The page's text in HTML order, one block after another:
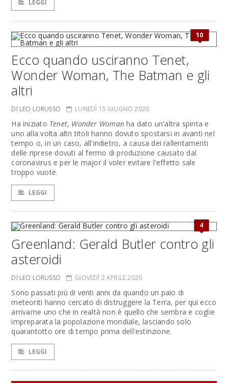
LEGGI
10
Ecco quando usciranno Tenet,
Wonder Woman, The Batman e gli
altri
DI LEO LORUSSO LUNEDÌ 15 GIUGNO 2020
Ha iniziato Tenet, Wonder Womanha dato un'altra spinta e
uno alla volta altri titoli hanno dovuto spostarsi in avanti nel
tempo o, in un caso, all'indietro, a causa dei rallentamenti
delle riprese dovuti al fermo di produzione causato dal
coronavirus e per le major il voler evitare l'effetto sale
troppo vuote.
LEGGI
4
Greenland: Gerald Butler contro gli
asteroidi
DI LEO LORUSSO GIOVEDÌ 2 APRILE 2020
Sono passati più di venti anni da quando un paio di
meteoriti hanno cercato di distruggere la Terra, per qui ecco
arrivarne uno che in realtà non è quello che sembra e coglie
impreparata la popolazione mondiale, lasciando solo
quarantotto ore di tempo prima dell'estinzione.
LEGGI